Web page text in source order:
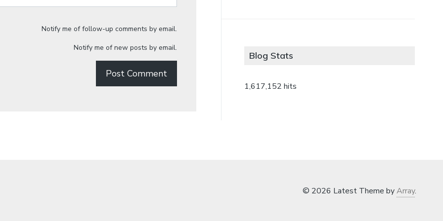
Notify me of follow-up comments by email.
Notify me of new posts by email.
Blog Stats
1,617,152 hits
© 2026 Latest Theme byArray.